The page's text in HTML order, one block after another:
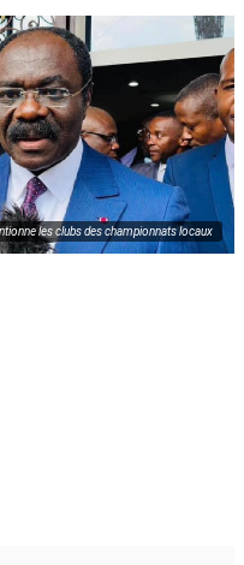
les clubs des championnats locaux